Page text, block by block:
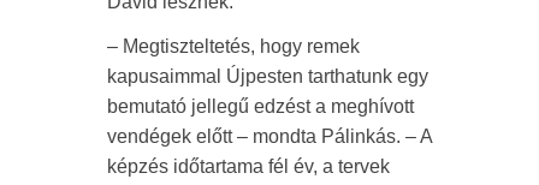
– Megtiszteltetés, hogy remek
kapusaimmal Újpesten tarthatunk egy
bemutató jellegű edzést a meghívott
vendégek előtt – mondta Pálinkás. – A
képzés időtartama fél év, a tervek